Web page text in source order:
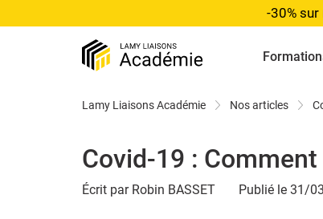
-30%
Lamy Liaisons Académie Nos articles
Covid-19 :
Écrit par Robin BASSET Publié le 31/